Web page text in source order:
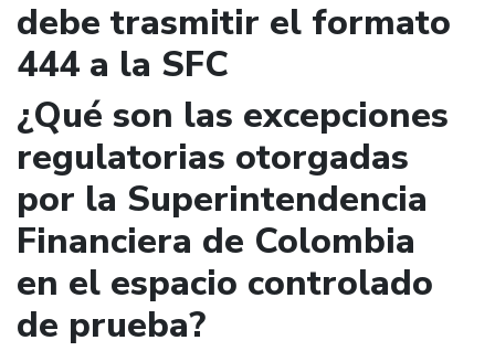
debe trasmitir el formato
444 a la SFC
¿Qué son las excepciones
regulatorias otorgadas
por la Superintendencia
Financiera de Colombia
en el espacio controlado
de prueba?